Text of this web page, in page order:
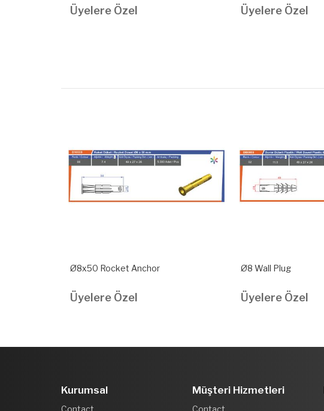
Üyelere Özel Üyelere Özel
Ø8x50 Rocket Anchor
Üyelere Özel
Ø8 Wall Plug
Üyelere Özel
Kurumsal Müşteri Hizmetleri